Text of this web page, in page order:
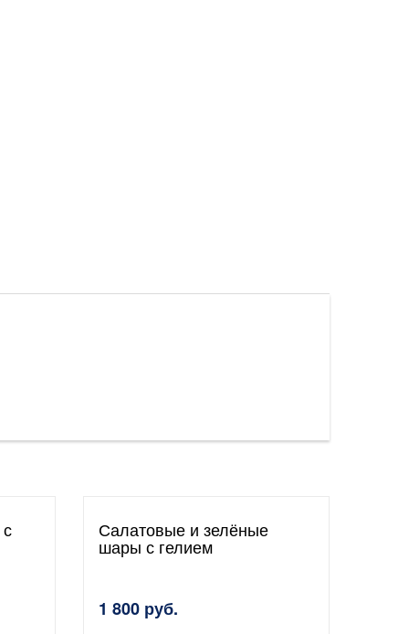
Салатовые и зелёные
шары с гелием
1 800 руб.